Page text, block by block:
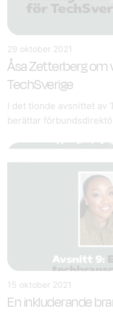
29 oktober 2021
Åsa Zetterberg
TechSverige
I det tionde avsnittet
berättar
15 oktober 2021
En inkluderande